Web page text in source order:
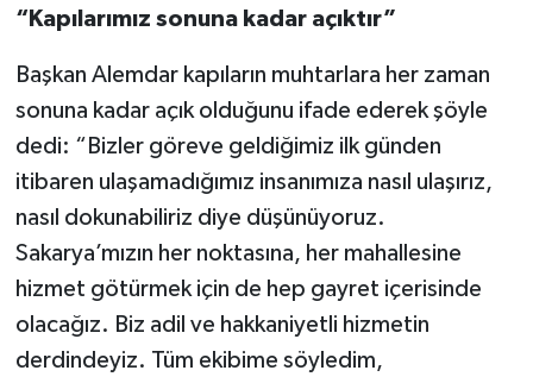
“Kapılarımız sonuna kadar açıktır”
Başkan Alemdar kapıların muhtarlara her zaman
sonuna kadar açık olduğunu ifade ederek şöyle
dedi: “Bizler göreve geldiğimiz ilk günden
itibaren ulaşamadığımız insanımıza nasıl ulaşırız,
nasıl dokunabiliriz diye düşünüyoruz.
Sakarya’mızın her noktasına, her mahallesine
hizmet götürmek için de hep gayret içerisinde
olacağız. Biz adil ve hakkaniyetli hizmetin
derdindeyiz. Tüm ekibime söyledim,